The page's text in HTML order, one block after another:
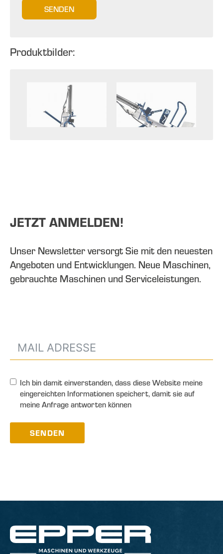
SENDEN
Produktbilder:
JETZT ANMELDEN!
Unser Newsletter versorgt Sie mit den neuesten
Angeboten und Entwicklungen. Neue Maschinen,
gebrauchte Maschinen und Serviceleistungen.
Ich bin damit einverstanden, dass diese Website meine
eingereichten Informationen speichert, damit sie auf
meine Anfrage antworten können
SENDEN